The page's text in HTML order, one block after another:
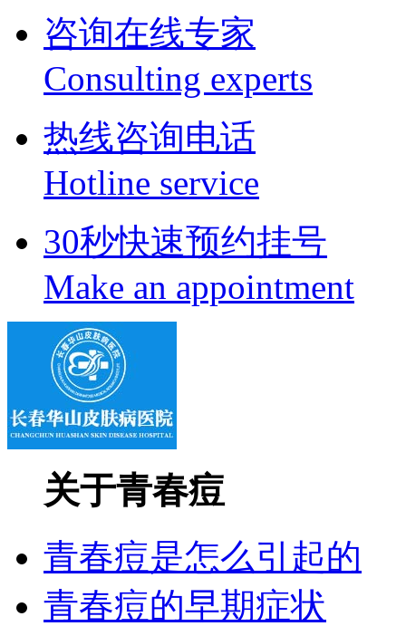
咨询在线专家
Consulting experts
热线咨询电话
Hotline service
30秒快速预约挂号
Make an appointment
关于青春痘
青春痘是怎么引起的
青春痘的早期症状